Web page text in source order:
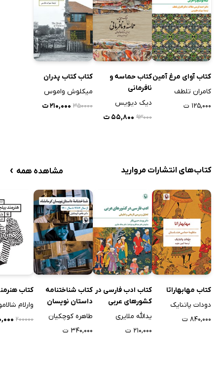
کتاب آوای مرغ آمین
کامران تلطف
۱۲۵,۰۰۰ ت
کتاب حماسه و
نافرمانی
دیک دیویس
۹۳۰۰۰ ۵۵,۸۰۰ ت
کتاب کتاب پدران
میکلوش واموس
۳۵۰۰۰۰ ۲۱۰,۰۰۰ ت
کتاب‌های انتشارات مروارید مشاهده همه ›
کتاب مهابهاراتا
دودات پاتنایک
۸۴۰,۰۰۰ ت
کتاب ادب فارسی در
کشورهای عربی
یدالله ملایری
۲۱۰,۰۰۰ ت
کتاب شناختنامه
داستان نویسان
کرمانشاه از سال
طاهره کوچکیان
۳۴۰,۰۰۰ ت
کتاب
وارلام
۲۰۰۰۰۰